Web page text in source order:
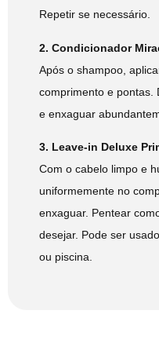
Repetir se necessário.
2. Condicionador
Após o shampoo,
comprimento e pontas.
e enxaguar
3. Leave-in Deluxe
Com o cabelo limpo e
uniformemente no
enxaguar. Pentear
desejar. Pode ser
ou piscina.